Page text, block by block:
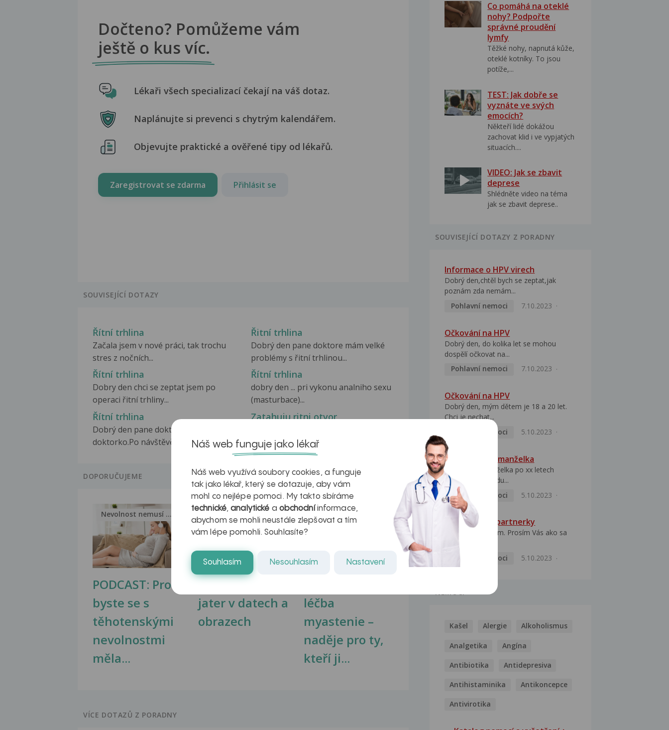
Dočteno? Pomůžeme vám
ještě o kus víc.
Lékaři všech specializací čekají na váš dotaz.
Naplánujte si prevenci s chytrým kalendářem.
Objevujte praktické a ověřené tipy od lékařů.
Zaregistrovat se zdarma Přihlásit se
SOUVISEJÍCÍ DOTAZY
Řítní trhlina
Začala jsem v nové práci, tak trochu
stres z nočních...
Řitní trhlina
Dobrý den pane doktore mám velké
problémy s řitní trhlinou...
Řítní trhlina
Dobry den chci se zeptat jsem po
operaci řitní trhliny...
Řítní trhlina
dobry den ... pri vykonu analniho sexu
(masturbace)...
Řítní trhlina
Dobrý den pane doktore, paní
doktorko.Po návštěvě termálních...
Zatahuju ritni otvor
ktery vznikl v lete...
DOPORUČUJEME
PODCAST: Proč
byste se s
těhotenskými
nevolnostmi
měla...
Nevolnost nemusí být nutnou...
Ztukovatění
jater v datech a
obrazech
Jak na zdravá játra?
léčba
myastenie –
naděje pro ty,
kteří ji...
VÍCE DOTAZŮ Z PORADNY
Co pomáhá na oteklé
nohy? Podpořte
správné proudění
lymfy
Těžké nohy, napnutá kůže,
oteklé kotníky. To jsou
potíže,...
TEST: Jak dobře se
vyznáte ve svých
emocích?
Někteří lidé dokážou
zachovat klid i ve vypjatých
situacích....
VIDEO: Jak se zbavit
deprese
Shlédněte video na téma
jak se zbavit deprese..
SOUVISEJÍCÍ DOTAZY Z PORADNY
Informace o HPV virech
Dobrý den,chtěl bych se zeptat,jak
poznám zda nemám...
Pohlavní nemoci
7.10.2023
Očkování na HPV
Dobrý den, do kolika let se mohou
dospělí očkovat na...
Pohlavní nemoci
7.10.2023
Očkování na HPV
Dobrý den, mým dětem je 18 a 20 let.
Chci je nechat...
Pohlavní nemoci
5.10.2023
HPV pozitivní manželka
Dobrý den, manželka po xx letech
přivezla z Východu...
Pohlavní nemoci
5.10.2023
HPV typ 52 u partnerky
Dobrý deň prajem. Prosím Vás ako sa
Pohlavní nemoci
5.10.2023
NEMOCI
Kašel Alergie Alkoholismus
Analgetika Angína
Antibiotika Antidepresiva
Antihistaminika Antikoncepce
Antivirotika
Náš web funguje jako lékař
Náš web využívá soubory cookies, a funguje
tak jako lékař, který se dotazuje, aby vám
mohl co nejlépe pomoci. My takto sbíráme
technické,analytické a obchodníinformace,
abychom se mohli neustále zlepšovat a tím
vám lépe pomohli. Souhlasíte?
Souhlasím Nesouhlasím Nastavení